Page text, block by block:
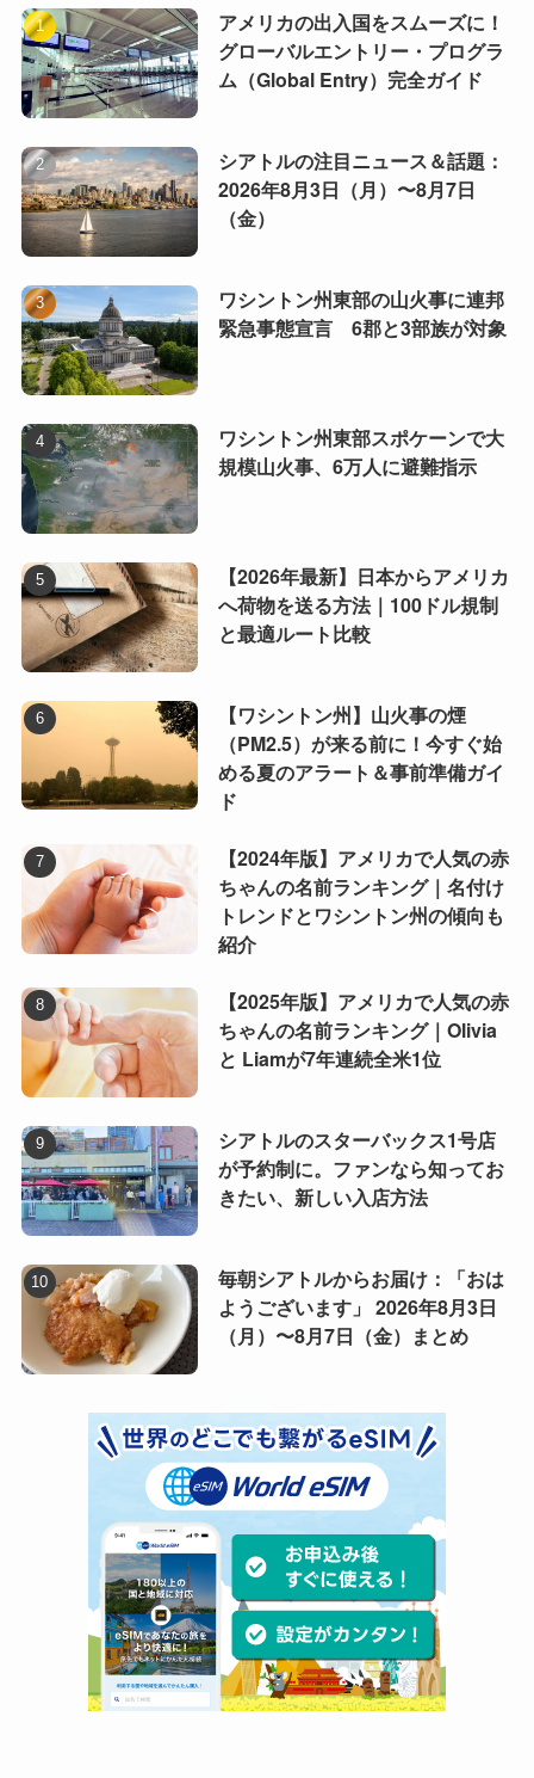
アメリカの出入国をスムーズに！
グローバルエントリー・プログラ
ム（Global Entry）完全ガイド
シアトルの注目ニュース＆話題：
2026年8月3日（月）〜8月7日
（金）
ワシントン州東部の山火事に連邦
緊急事態宣言 6郡と3部族が対象
ワシントン州東部スポケーンで大
規模山火事、6万人に避難指示
【2026年最新】日本からアメリカ
へ荷物を送る方法｜100ドル規制
と最適ルート比較
【ワシントン州】山火事の煙
（PM2.5）が来る前に！今すぐ始
める夏のアラート＆事前準備ガイ
ド
【2024年版】アメリカで人気の赤
ちゃんの名前ランキング｜名付け
トレンドとワシントン州の傾向も
紹介
【2025年版】アメリカで人気の赤
ちゃんの名前ランキング｜Olivia
と Liamが7年連続全米1位
シアトルのスターバックス1号店
が予約制に。ファンなら知ってお
きたい、新しい入店方法
毎朝シアトルからお届け：「おは
ようございます」 2026年8月3日
（月）〜8月7日（金）まとめ